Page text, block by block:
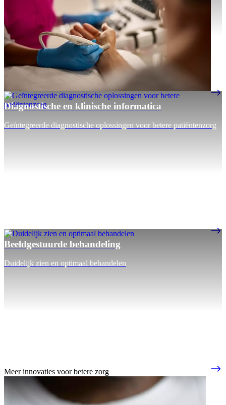
Diagnostische en klinische informatica
Geïntegreerde diagnostische oplossingen voor betere patiëntenzorg
Beeldgestuurde behandeling
Duidelijk zien en optimaal behandelen
Meer innovaties voor betere zorg